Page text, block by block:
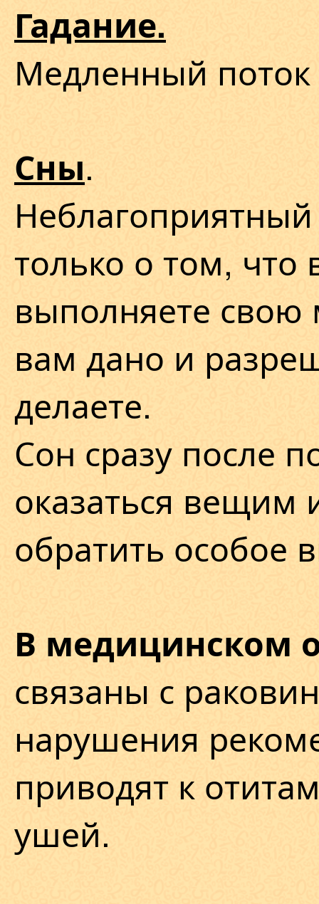
Гадание.
Медленный поток
Сны.
Неблагоприятный
только о том,
выполняете
вам дано и
делаете.
Сон сразу после
оказаться вещим
обратить особое
В медицинском
связаны с
нарушения
приводят к
ушей.